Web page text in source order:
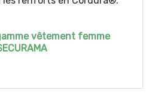
vêtement femme